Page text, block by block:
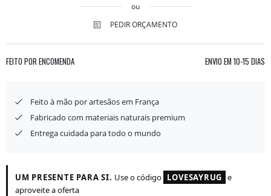
ou
PEDIR ORÇAMENTO
FEITO POR ENCOMENDA ENVIO EM 10-15 DIAS
Feito à mão por artesãos em França
Fabricado com materiais naturais premium
Entrega cuidada para todo o mundo
UM PRESENTE PARA SI. Use o código LOVESAYRUG e
aproveite a oferta